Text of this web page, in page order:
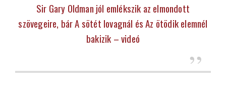
Sir Gary Oldman jól emlékszik az elmondott
szövegeire, bár A sötét lovagnál és Az ötödik elemnél
bakizik – videó